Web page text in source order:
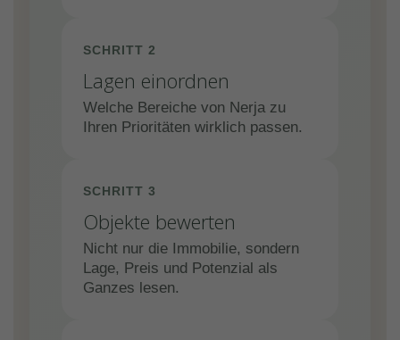
SCHRITT 2
Lagen einordnen
Welche Bereiche von Nerja zu
Ihren Prioritäten wirklich passen.
SCHRITT 3
Objekte bewerten
Nicht nur die Immobilie, sondern
Lage, Preis und Potenzial als
Ganzes lesen.